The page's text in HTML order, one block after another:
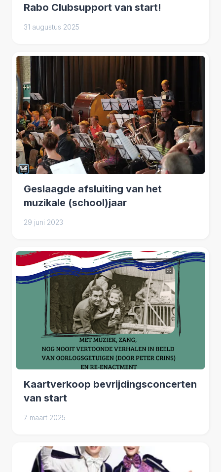
Rabo Clubsupport van start!
31 augustus 2025
Geslaagde afsluiting van het
muzikale (school)jaar
29 juni 2023
Kaartverkoop bevrijdingsconcerten
van start
7 maart 2025